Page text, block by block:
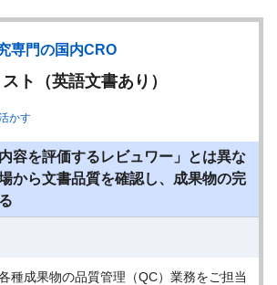
専門の国内CRO
ト（英語文書あり）
かす
容を評価するレビュワー」とは異な
から文書品質を確認し、成果物の完
種成果物の品質管理（QC）業務をご担当